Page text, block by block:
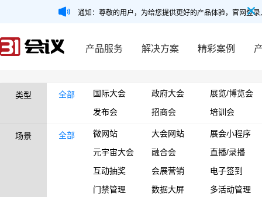
通知：尊敬的用户，为给您提供更好的产品体验，官网登
产品服务 解决方案 精彩案例
类型 全部 国际大会 政府大会
展览/博览会
发布会
招商会 培训会
场景 全部 微网站 大会网站
展会小程序
元宇宙大会
融合会
直播/录播
互动抽奖
会展营销
电子签到
门禁管理
数据大屏 多活动管理